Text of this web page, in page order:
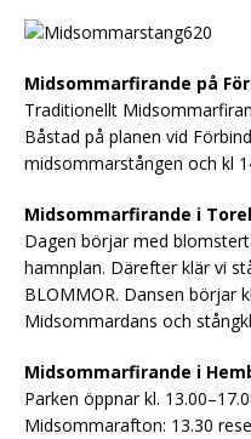
Midsommarfirande på
Traditionellt
Båstad på planen vid
midsommarstången och kl
Midsommarfirande i
Dagen börjar med
hamnplan. Därefter klär vi
BLOMMOR. Dansen börjar
Midsommardans och
Midsommarfirande i
Parken öppnar kl.
Midsommarafton: 13.30